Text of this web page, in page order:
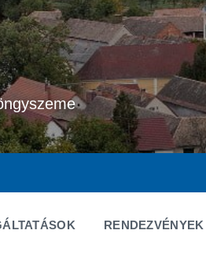
RENDEZVÉNYEK